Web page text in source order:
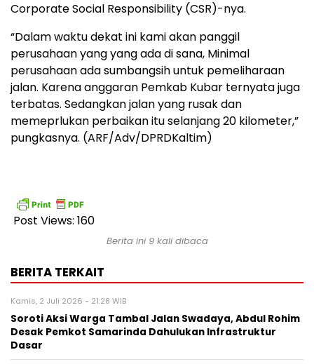
Corporate Social Responsibility (CSR)-nya.
“Dalam waktu dekat ini kami akan panggil
perusahaan yang yang ada di sana, Minimal
perusahaan ada sumbangsih untuk pemeliharaan
jalan. Karena anggaran Pemkab Kubar ternyata juga
terbatas. Sedangkan jalan yang rusak dan
memeprlukan perbaikan itu selanjang 20 kilometer,”
pungkasnya. (ARF/Adv/DPRDKaltim)
Post Views: 160
Berita ini 9 kali dibaca
BERITA TERKAIT
Kamis, 2 Juli 2026 - 21:28 WIB
Soroti Aksi Warga Tambal Jalan Swadaya, Abdul Rohim
Desak Pemkot Samarinda Dahulukan Infrastruktur
Dasar